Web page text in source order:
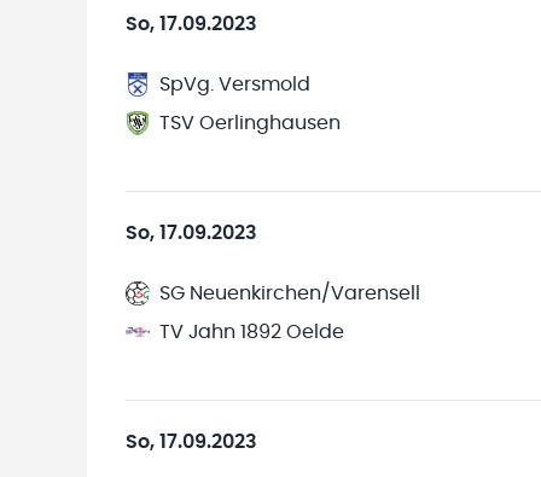
So, 17.09.2023
SpVg. Versmold
TSV Oerlinghausen
So, 17.09.2023
SG Neuenkirchen/Varensell
TV Jahn 1892 Oelde
So, 17.09.2023